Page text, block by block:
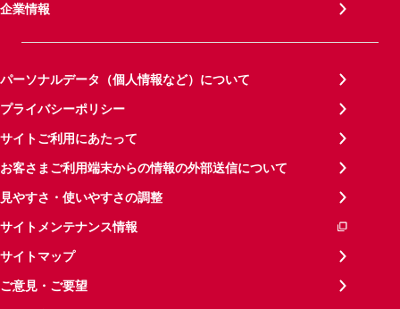
企業情報
パーソナルデータ（個人情報など）について
プライバシーポリシー
サイトご利用にあたって
お客さまご利用端末からの情報の外部送信について
見やすさ・使いやすさの調整
サイトメンテナンス情報
サイトマップ
ご意見・ご要望